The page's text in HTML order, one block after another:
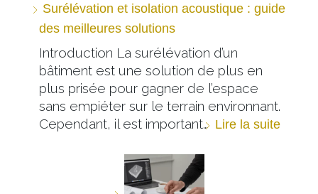
Surélévation et isolation acoustique : guide
des meilleures solutions
Introduction La surélévation d’un
bâtiment est une solution de plus en
plus prisée pour gagner de l’espace
sans empiéter sur le terrain environnant.
Cependant, il est important… Lire la suite